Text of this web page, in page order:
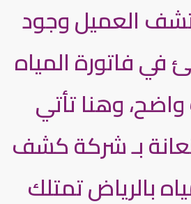
العميل وجود
في فاتورة المياه
وهنا تأتي
بـ شركة كشف
بالرياض تمتلك